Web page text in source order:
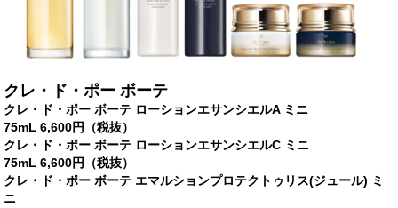
クレ・ド・ポー ボーテ
クレ・ド・ポー ボーテ ローションエサンシエルA ミニ
75mL 6,600円（税抜）
クレ・ド・ポー ボーテ ローションエサンシエルC ミニ
75mL 6,600円（税抜）
クレ・ド・ポー ボーテ エマルションプロテクトゥリス(ジュール) ミ
ニ